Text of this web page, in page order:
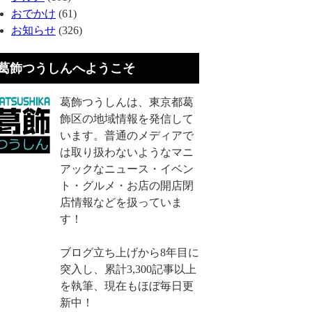
おでかけ (61)
お知らせ (326)
飾つうしんへようこそ
葛飾つうしんは、東京都葛
飾区の地域情報を発信して
います。普通のメディアで
は取り扱わないようなマニ
アックなニュース・イベン
ト・グルメ・お店の開店閉
店情報などを扱っていま
す！
ブログ立ち上げから8年目に
突入し、累計3,300記事以上
を執筆、現在もほぼ毎日更
新中！